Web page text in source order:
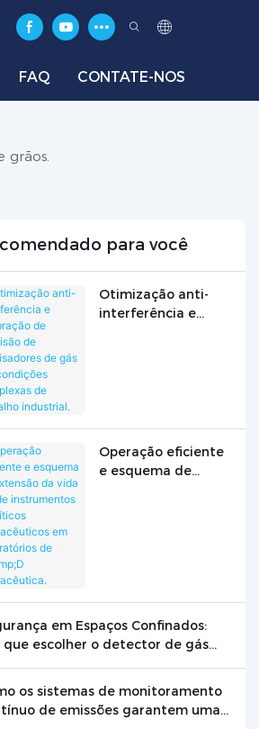
FAQ CONTATE-NOS
grãos.
para você
Otimização anti-
interferência e
trabalho industrial.
Operação eficiente
e esquema de
em Espaços Confinados:
que escolher o detector de gás
os sistemas de monitoramento
de emissões garantem uma